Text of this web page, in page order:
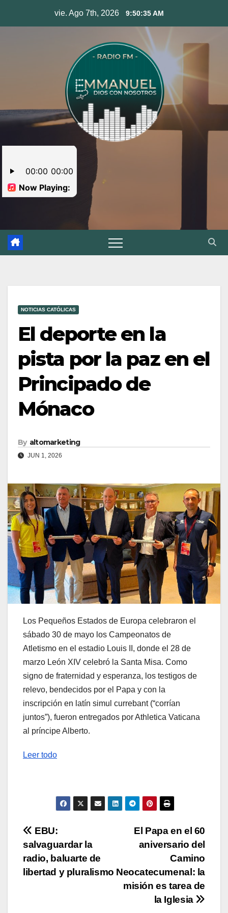
vie. Ago 7th, 2026 9:50:36 AM
NOTICIAS CATÓLICAS
El deporte en la
pista por la paz en el
Principado de
Mónaco
By altomarketing
JUN 1, 2026
Los Pequeños Estados de Europa celebraron el
sábado 30 de mayo los Campeonatos de
Atletismo en el estadio Louis II, donde el 28 de
marzo León XIV celebró la Santa Misa. Como
signo de fraternidad y esperanza, los testigos de
relevo, bendecidos por el Papa y con la
inscripción en latín simul currebant (“corrían
juntos”), fueron entregados por Athletica Vaticana
al príncipe Alberto.
Leer todo
Navegación
de
entradas
El Papa en el 60
aniversario del
Camino
Neocatecumenal: la
misión es tarea de
la Iglesia
EBU:
salvaguardar la
radio, baluarte de
libertad y pluralismo